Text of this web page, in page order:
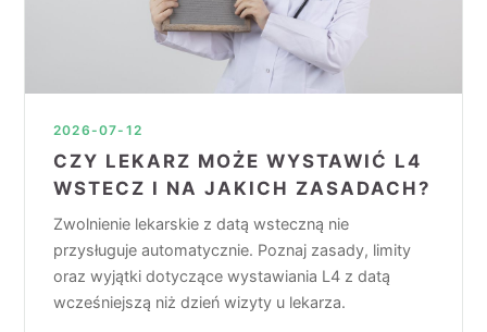
2026-07-12
CZY LEKARZ MOŻE WYSTAWIĆ L4
WSTECZ I NA JAKICH ZASADACH?
Zwolnienie lekarskie z datą wsteczną nie
przysługuje automatycznie. Poznaj zasady, limity
oraz wyjątki dotyczące wystawiania L4 z datą
wcześniejszą niż dzień wizyty u lekarza.